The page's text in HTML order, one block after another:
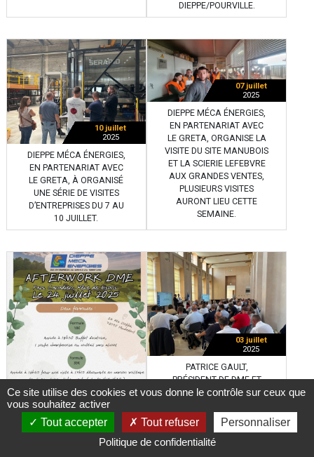
DIEPPE/POURVILLE.
10 juillet
2025
DIEPPE MÉCA ÉNERGIES,
EN PARTENARIAT AVEC
LE GRETA, À ORGANISÉ
UNE SÉRIE DE VISITES
D’ENTREPRISES DU 7 AU
10 JUILLET.
07 juillet
2025
DIEPPE MÉCA ÉNERGIES,
EN PARTENARIAT AVEC
LE GRETA, ORGANISE LA
VISITE DU SITE MANUBOIS
ET LA SCIERIE LEFEBVRE
AUX GRANDES VENTES,
PLUSIEURS VISITES
AURONT LIEU CETTE
SEMAINE.
03 juillet
2025
03 juillet
2025
PATRICE GAULT,
PRÉSIDENT DE DME ET
PRÉSIDENT DE LA
DÉVELOPPEMENT
ÉCONOMIQUE POUR L’EPR
DE PENLY, A PARTICIPÉ À
Ce site utilise des cookies et vous donne le contrôle sur ceux que
vous souhaitez activer
Tout accepter
Tout refuser
Personnaliser
Politique de confidentialité